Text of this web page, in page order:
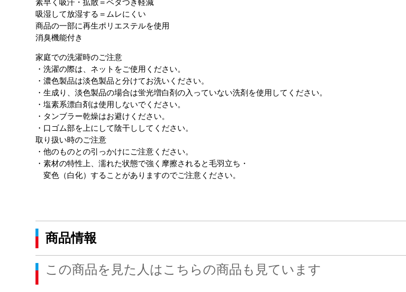
素早く吸汗・拡散＝ベタつき軽減
吸湿して放湿する＝ムレにくい
商品の一部に再生ポリエステルを使用
消臭機能付き
家庭での洗濯時のご注意
・洗濯の際は、ネットをご使用ください。
・濃色製品は淡色製品と分けてお洗いください。
・生成り、淡色製品の場合は蛍光増白剤の入っていない洗剤を使用してください。
・塩素系漂白剤は使用しないでください。
・タンブラー乾燥はお避けください。
・口ゴム部を上にして陰干ししてください。
取り扱い時のご注意
・他のものとの引っかけにご注意ください。
・素材の特性上、濡れた状態で強く摩擦されると毛羽立ち・
変色（白化）することがありますのでご注意ください。
商品情報
この商品を見た人はこちらの商品も見ています